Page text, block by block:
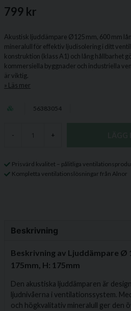
799 kr
Akustisk ljuddämpare Ø125 mm, 600 mm
mineralull för effektiv ljudisolering i ditt
konstruktion (klass A1) och lång hållbarhet
kommersiella byggnader och industriella
är viktig.
Läs mer
56383054
- +
Prisvärd kvalitet – pålitliga
Kompletta ventilationslösningar från Alnor
Beskrivning
Beskrivning av Ljuddämpare Ø
175mm, H: 175mm
Den akustiska ljuddämparen är
ljudnivåerna i ventilationssystem.
och högkvalitativ mineralull ger den